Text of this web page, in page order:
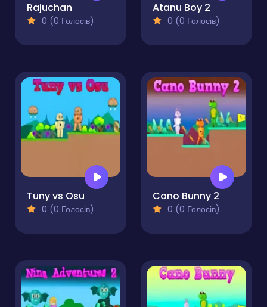
Rajuchan
0 (0 Голосів)
Atanu Boy 2
0 (0 Голосів)
Tuny vs Osu
0 (0 Голосів)
Cano Bunny 2
0 (0 Голосів)